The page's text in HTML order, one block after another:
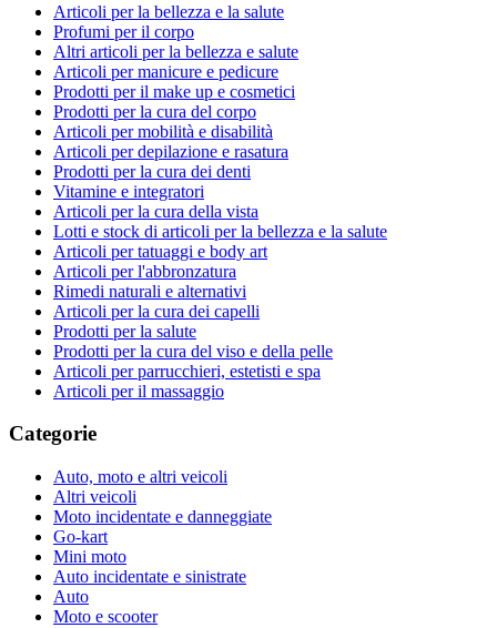
Articoli per la bellezza e la salute
Profumi per il corpo
Altri articoli per la bellezza e salute
Articoli per manicure e pedicure
Prodotti per il make up e cosmetici
Prodotti per la cura del corpo
Articoli per mobilità e disabilità
Articoli per depilazione e rasatura
Prodotti per la cura dei denti
Vitamine e integratori
Articoli per la cura della vista
Lotti e stock di articoli per la bellezza e la salute
Articoli per tatuaggi e body art
Articoli per l'abbronzatura
Rimedi naturali e alternativi
Articoli per la cura dei capelli
Prodotti per la salute
Prodotti per la cura del viso e della pelle
Articoli per parrucchieri, estetisti e spa
Articoli per il massaggio
Categorie
Auto, moto e altri veicoli
Altri veicoli
Moto incidentate e danneggiate
Go-kart
Mini moto
Auto incidentate e sinistrate
Auto
Moto e scooter